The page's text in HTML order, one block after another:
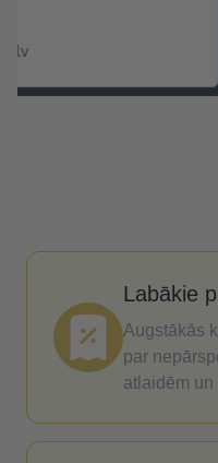
True
dateles
Labākie
Augstākās
par
atlaidēm